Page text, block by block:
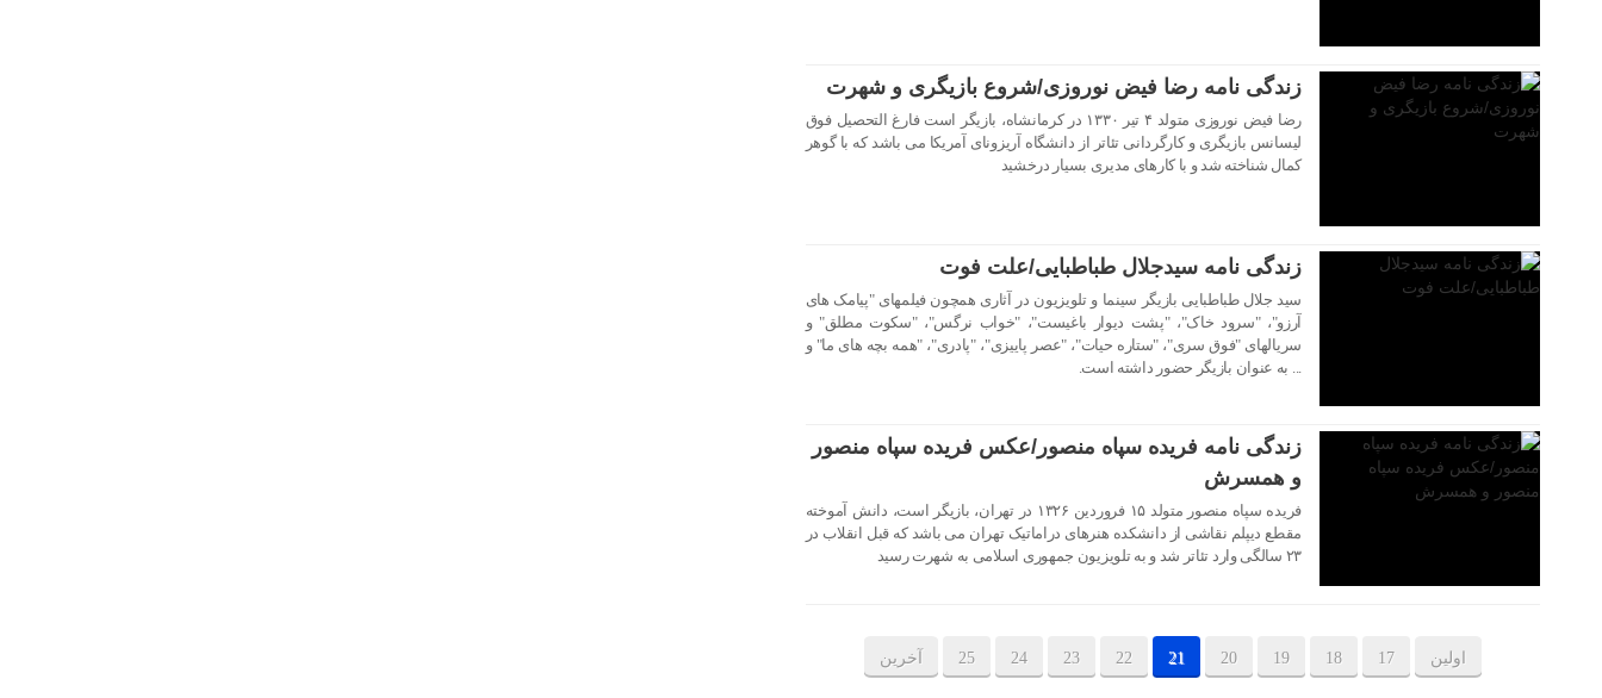
زندگی نامه رضا فیض نوروزی/شروع بازیگری و شهرت
رضا فیض نوروزی متولد ۴ تیر ۱۳۳۰ در کرمانشاه، بازیگر است فارغ التحصیل فوق
لیسانس بازیگری و کارگردانی تئاتر از دانشگاه آریزونای آمریکا می باشد که با گوهر
کمال شناخته شد و با کارهای مدیری بسیار درخشید
زندگی نامه سیدجلال طباطبایی/علت فوت
سید جلال طباطبایی بازیگر سینما و تلویزیون در آثاری همچون فیلمهای "پیامک های
آرزو"، "سرود خاک"، "پشت دیوار باغیست"، "خواب نرگس"، "سکوت مطلق" و
سریالهای "فوق سری"، "ستاره حیات"، "عصر پاییزی"، "پادری"، "همه بچه های ما" و
... به عنوان بازیگر حضور داشته است.
زندگی نامه فریده سپاه منصور/عکس فریده سپاه منصور
و همسرش
فریده سپاه منصور متولد ۱۵ فروردین ۱۳۲۶ در تهران، بازیگر است، دانش آموخته
مقطع دیپلم نقاشی از دانشکده هنرهای دراماتیک تهران می باشد که قبل انقلاب در
۲۳ سالگی وارد تئاتر شد و به تلویزیون جمهوری اسلامی به شهرت رسید
اولین 17
18
19
20
21
22
23
24
25 آخرین